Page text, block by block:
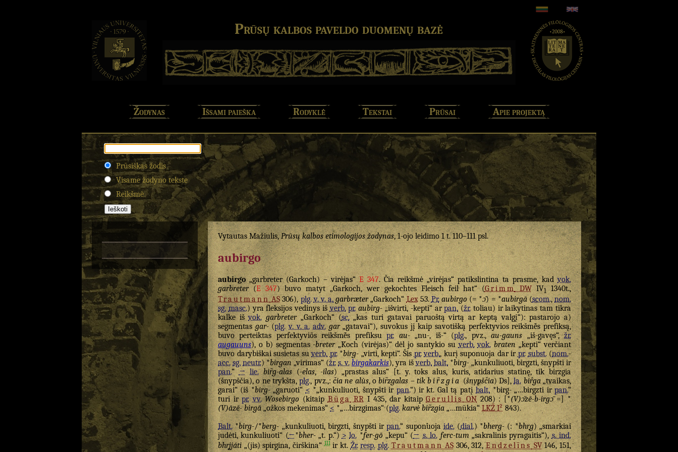
Prūsų kalbos paveldo duomenų bazė
Žodynas Išsami paieška Rodyklė Tekstai Prūsai Apie projektą
Prūsiškas žodis
Visame žodyno tekste
Reikšmė
Vytautas Mažiulis,Prūsų kalbos etimologijos žodynas, 1-ojo leidimo 1 t. 110–111 psl.
aubirgo
aubirgo„garbreter (Garkoch) – virėjas“E 347. Čia reikšmė „virėjas“ patikslintina ta prasme, kadvok.
garbreter(E 347) buvo matyt „Garkoch, wer gekochtes Fleisch feil hat“ (GrimmDWIV11340t.,
TrautmannAS306),plg. v. v. a. garbræter„Garkoch“Lex53. Pr. aubirgo(= *ɔ̄) = *aubirgā(scom.,nom.
sg. masc.) yra fleksijos vedinys išverb. pr. aubirg-„išvirti, -kepti“ arpan. (žr.toliau) ir laikytinas tam tikra
kalke išvok. garbreter„Garkoch“ (sc.„kas turi gatavai paruoštą virtą ar keptą valgį“): pastarojo a)
segmentasgar-(plg. v. v. a. adv. gar„gatavai“), suvokus jį kaip savotišką perfektyvios reikšmė̃s prefiksą,
buvo perteiktas perfektyviõs reikšmė̃s prefiksupr. au-„nu-, iš-“ (plg., pvz.,au-gauns„iš-gavęs“,žr.
augauuns), o b) segmentas-breter„Koch (virėjas)“ dėl jo santykio suverb. vok. braten„kepti“ verčiant
buvo darybiškai susietas suverb. pr.*birg-„virti, kepti“. Šis pr. verb., kurį suponuoja dar irpr. subst.(nom.-
acc. sg. neutr.) *birgan„virimas“ (žr. s. v. birgakarkis), yra išverb. balt.*birg-„kunkuliuoti, birgzti, šnypšti ir
pan.“ → lie. bir̃g-alas(-elas,-ilas) „prastas alus“ [t. y. toks alus, kuris, atidarius statinę, tik birzgia
(šnypščia), o ne trykšta,plg., pvz.,:čia ne alùs, o bir̃zgalas–tik bir̃zgia (šnypščia) Ds],la. bir̂ga„tvaikas,
garai“ (iš *birg-„garuoti“<*„kunkuliuoti, šnypšti irpan.“) ir kt. Gal tą patįbalt.*birg- „…birgzti irpan.“
turi irpr. vv. Wosebirgo(kitaipBūga RRI 435, dar kitaipGerullis ON208) : [*(V)ɔ̄zē-b-irgɔ̄=] *
(V)āzē- birgā„ožkos mekenimas“<*„…birzgimas“ (plg. karvė bir̃zgia„…mūkia“ LKŽ I²843).
Balt.*birg-/*berg-„kunkuliuoti, birgzti, šnypšti irpan.“ suponuojaide.(dial.) *bherg-(: *bhr̥g) „smarkiai
judėti, kunkuliuoti“ (←*bher-„t. p.“) > lo. *fer-gō„kepu“ (→ s. lo. ferc-tum„sakralinis pyragaitis“),s. ind.
bhr̥jjáti„(jis) spirgina, čirškina“111ir kt. Žr. resp. plg. TrautmannAS 306, 312,EndzelīnsSV146, 151,